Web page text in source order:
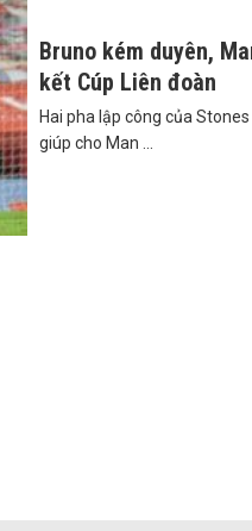
Bruno kém duyên,
kết Cúp Liên đoàn
Hai pha lập công của
giúp cho Man ...